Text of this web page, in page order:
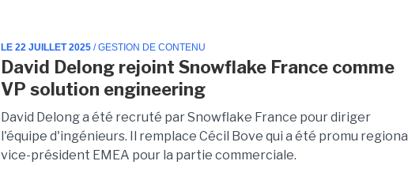
LE 22 JUILLET 2025 / GESTION DE CONTENU
David Delong rejoint Snowflake France comme
VP solution engineering
David Delong a été recruté par Snowflake France pour diriger
l'équipe d'ingénieurs. Il remplace Cécil Bove qui a été promu regional
vice-président EMEA pour la partie commerciale.